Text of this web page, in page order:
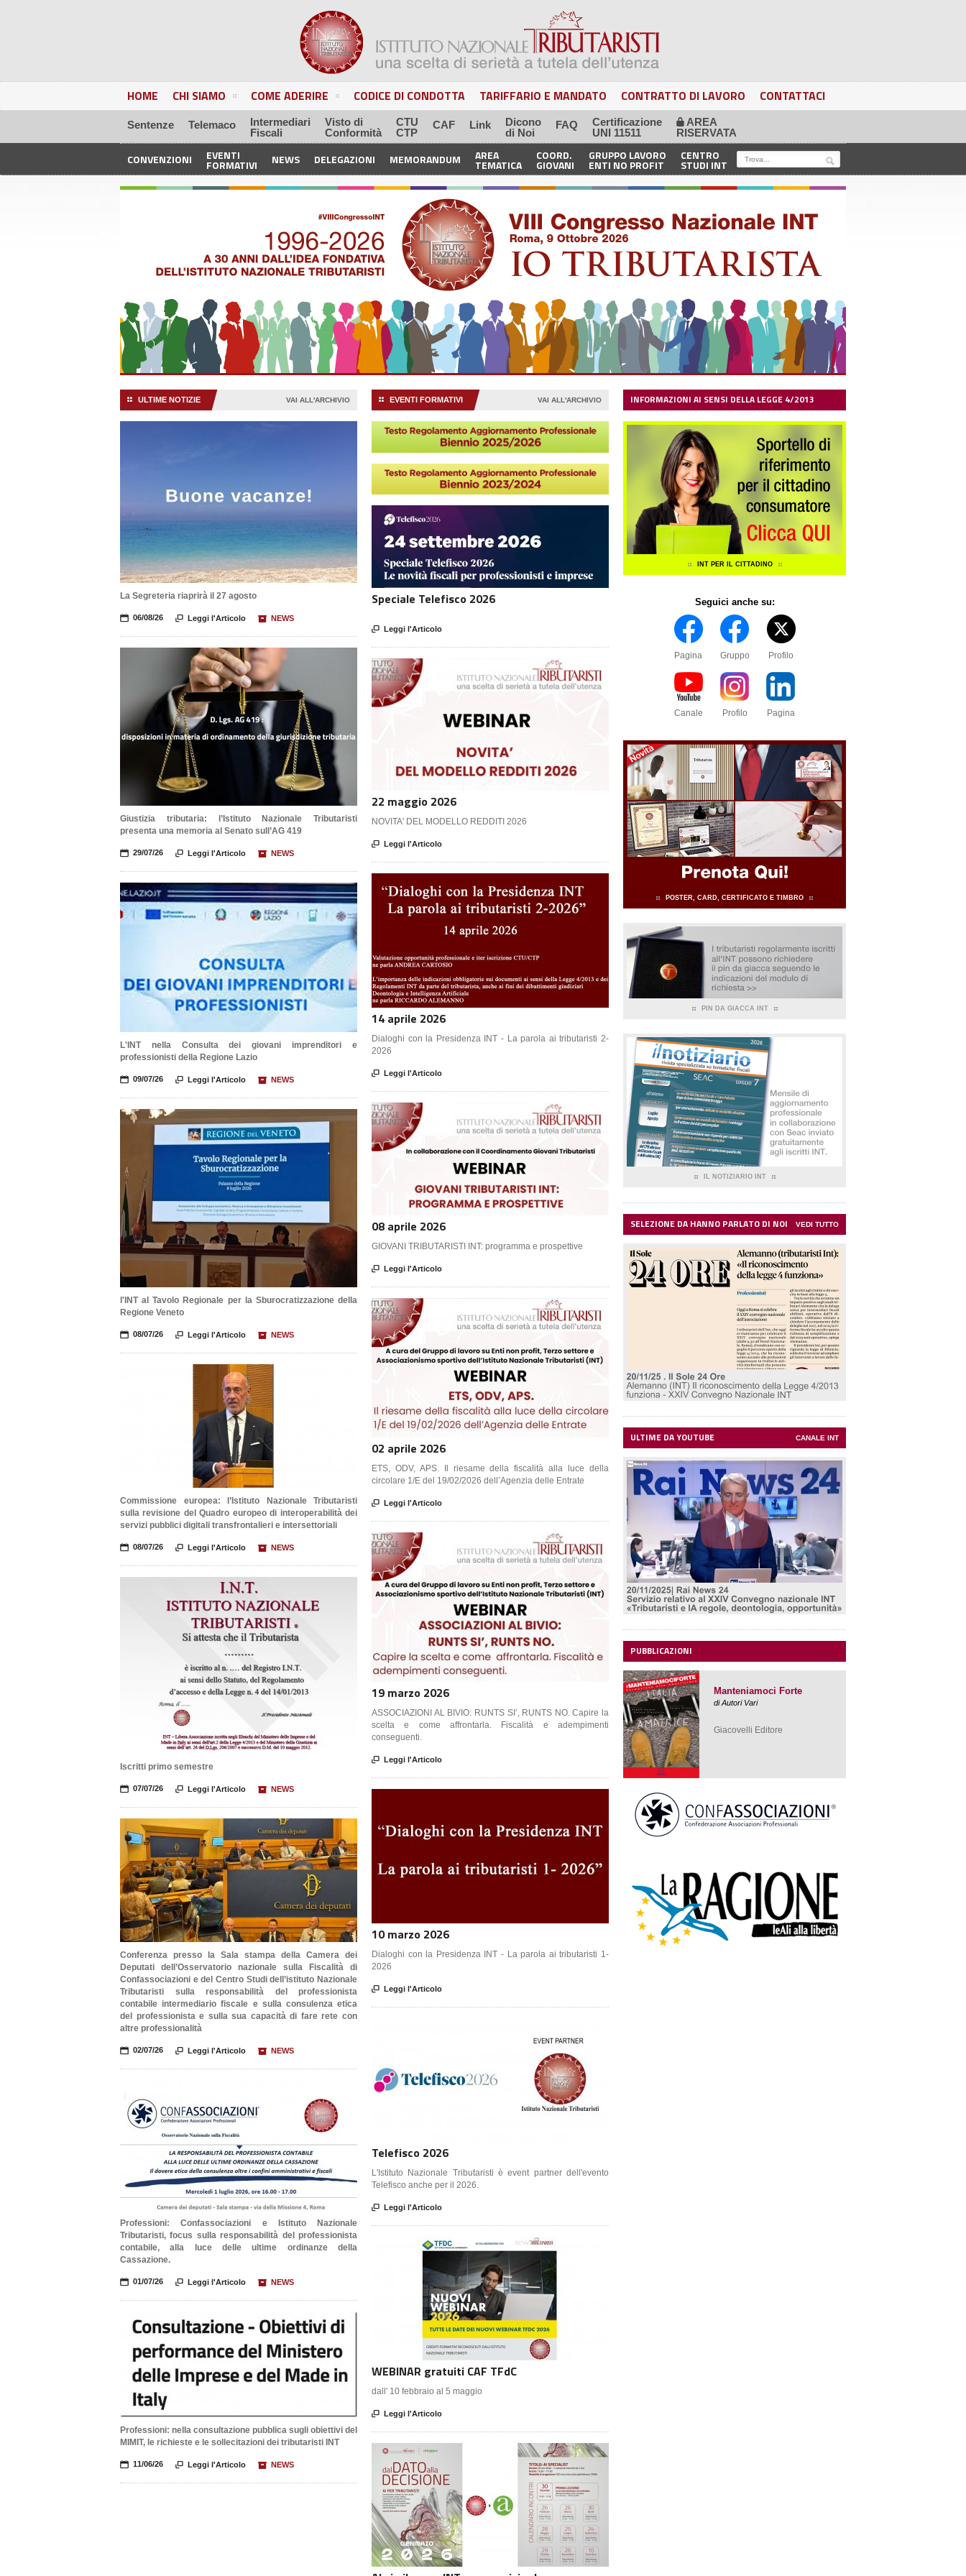
HOME CHI SIAMO COME ADERIRE CODICE DI CONDOTTA TARIFFARIO E MANDATO CONTRATTO DI LAVORO CONTATTACI
Sentenze Telemaco
Intermediari
Fiscali
Visto di
Conformità
CTU
CTP
CAF Link
Dicono
di Noi
FAQ
Certificazione
UNI 11511
🔒 AREA
RISERVATA
CONVENZIONI EVENTI
FORMATIVI NEWS DELEGAZIONI MEMORANDUM AREA
TEMATICA
COORD.
GIOVANI
GRUPPO LAVORO
ENTI NO PROFIT
CENTRO
STUDI INT
⚏ ULTIME NOTIZIE VAI ALL'ARCHIVIO
La Segreteria riaprirà il 27 agosto
📅 06/08/26  Leggi l'Articolo 📦 NEWS
Giustizia tributaria: l’Istituto Nazionale Tributaristi
presenta una memoria al Senato sull’AG 419
📅 29/07/26  Leggi l'Articolo 📦 NEWS
L'INT nella Consulta dei giovani imprenditori e
professionisti della Regione Lazio
📅 09/07/26  Leggi l'Articolo 📦 NEWS
l'INT al Tavolo Regionale per la Sburocratizzazione della
Regione Veneto
📅 08/07/26  Leggi l'Articolo 📦 NEWS
Commissione europea: l’Istituto Nazionale Tributaristi
sulla revisione del Quadro europeo di interoperabilità dei
servizi pubblici digitali transfrontalieri e intersettoriali
📅 08/07/26  Leggi l'Articolo 📦 NEWS
Iscritti primo semestre
📅 07/07/26  Leggi l'Articolo 📦 NEWS
Conferenza presso la Sala stampa della Camera dei
Deputati dell’Osservatorio nazionale sulla Fiscalità di
Confassociazioni e del Centro Studi dell’istituto Nazionale
Tributaristi sulla responsabilità del professionista
contabile intermediario fiscale e sulla consulenza etica
del professionista e sulla sua capacità di fare rete con
altre professionalità
📅 02/07/26  Leggi l'Articolo 📦 NEWS
Professioni: Confassociazioni e Istituto Nazionale
Tributaristi, focus sulla responsabilità del professionista
contabile, alla luce delle ultime ordinanze della
Cassazione.
📅 01/07/26  Leggi l'Articolo 📦 NEWS
Professioni: nella consultazione pubblica sugli obiettivi del
MIMIT, le richieste e le sollecitazioni dei tributaristi INT
📅 11/06/26  Leggi l'Articolo 📦 NEWS
⚏ EVENTI FORMATIVI VAI ALL'ARCHIVIO
Speciale Telefisco 2026
 Leggi l'Articolo
22 maggio 2026
NOVITA' DEL MODELLO REDDITI 2026
 Leggi l'Articolo
14 aprile 2026
Dialoghi con la Presidenza INT - La parola ai tributaristi 2-
2026
 Leggi l'Articolo
08 aprile 2026
GIOVANI TRIBUTARISTI INT: programma e prospettive
 Leggi l'Articolo
02 aprile 2026
ETS, ODV, APS. Il riesame della fiscalità alla luce della
circolare 1/E del 19/02/2026 dell’Agenzia delle Entrate
 Leggi l'Articolo
19 marzo 2026
ASSOCIAZIONI AL BIVIO: RUNTS SI’, RUNTS NO. Capire la
scelta e come affrontarla. Fiscalità e adempimenti
conseguenti.
 Leggi l'Articolo
10 marzo 2026
Dialoghi con la Presidenza INT - La parola ai tributaristi 1-
2026
 Leggi l'Articolo
Telefisco 2026
L'Istituto Nazionale Tributaristi è event partner dell'evento
Telefisco anche per il 2026.
 Leggi l'Articolo
WEBINAR gratuiti CAF TFdC
dall' 10 febbraio al 5 maggio
 Leggi l'Articolo
INFORMAZIONI AI SENSI DELLA LEGGE 4/2013
INT PER IL CITTADINO
Seguici anche su:
Pagina Gruppo Profilo
Canale Profilo Pagina
POSTER, CARD, CERTIFICATO E TIMBRO
PIN DA GIACCA INT
IL NOTIZIARIO INT
SELEZIONE DA HANNO PARLATO DI NOI VEDI TUTTO
ULTIME DA YOUTUBE CANALE INT
PUBBLICAZIONI
Rilanciare l'Italia facendo
cose semplici.Cosa fare e
perché farlo
di Angelo Deiana
Manteniamoci Forte
di Autori Vari
Giacovelli Editore
Ferrari SegretoIl mito
edizioni Minerva